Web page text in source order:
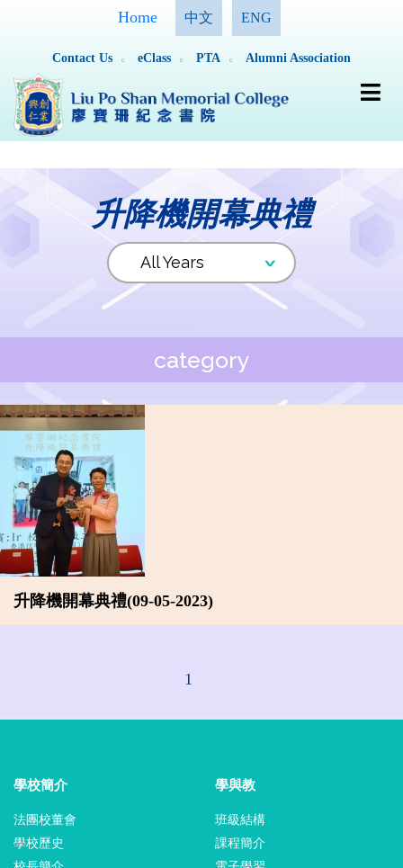
Home 中文 ENG
Contact Us eClass PTA Alumni Association
升降機開幕典禮
category
升降機開幕典禮(09-05-2023)
1
學校簡介
法團校董會
學校歷史
學與教
班級結構
課程簡介